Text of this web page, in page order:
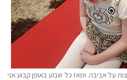
על אביבה. ומאז כל שבוע באופן קבוע אני